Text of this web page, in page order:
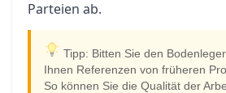
Parteien ab.
Tipp: Bitten Sie den
Ihnen Referenzen von früheren
So können Sie die Qualität der